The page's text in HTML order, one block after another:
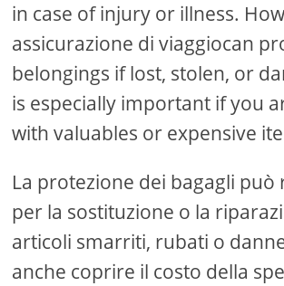
in case of injury or illness.
assicurazione di viaggiocan
belongings if lost, stolen, or
is especially important if you
with valuables or expensive
La protezione dei bagagli
per la sostituzione o la
articoli smarriti, rubati o
anche coprire il costo della